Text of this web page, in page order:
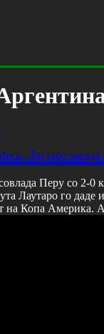
Перу со 2-0
Лаутаро го даде
Копа Америка.